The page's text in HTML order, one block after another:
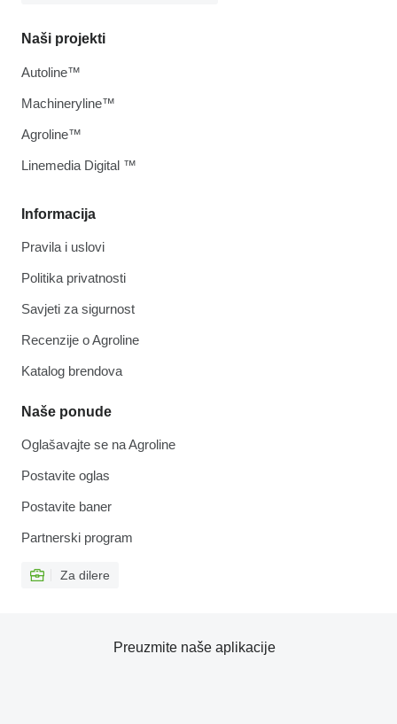
Informacija
Pravila i uslovi
Politika privatnosti
Savjeti za sigurnost
Recenzije o Agroline
Katalog brendova
Naše ponude
Oglašavajte se na Agroline
Postavite oglas
Postavite baner
Partnerski program
Za dilere
Naši projekti
Autoline™
Machineryline™
Agroline™
Linemedia Digital ™
Preuzmite naše aplikacije